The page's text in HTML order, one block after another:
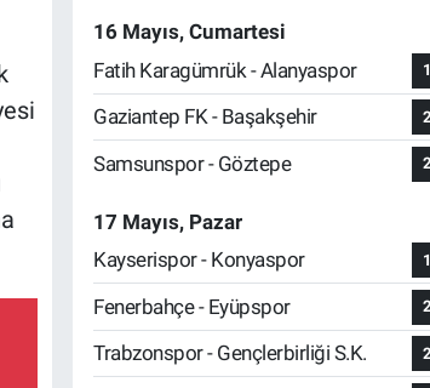
16 Mayıs, Cumartesi
Fatih Karagümrük - Alanyaspor
Gaziantep FK - Başakşehir
Samsunspor - Göztepe
17 Mayıs, Pazar
Kayserispor - Konyaspor
Fenerbahçe - Eyüpspor
Trabzonspor - Gençlerbirliği S.K.